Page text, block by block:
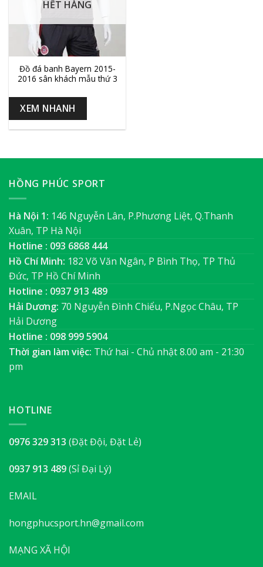
HẾT HÀNG
Đồ đá banh Bayern 2015-
2016 sân khách mẫu thứ 3
XEM NHANH
HỒNG PHÚC SPORT
Hà Nội 1: 146 Nguyễn Lân, P.Phương Liệt, Q.Thanh
Xuân, TP Hà Nội
Hotline : 093 6868 444
Hồ Chí Minh: 182 Võ Văn Ngân, P Bình Thọ, TP Thủ
Đức, TP Hồ Chí Minh
Hotline : 0937 913 489
Hải Dương: 70 Nguyễn Đình Chiểu, P.Ngọc Châu, TP
Hải Dương
Hotline : 098 999 5904
Thời gian làm việc: Thứ hai - Chủ nhật 8.00 am - 21:30
pm
HOTLINE
0976 329 313 (Đặt Đội, Đặt Lẻ)
0937 913 489(Sỉ Đại Lý)
EMAIL
hongphucsport.hn@gmail.com
MẠNG XÃ HỘI